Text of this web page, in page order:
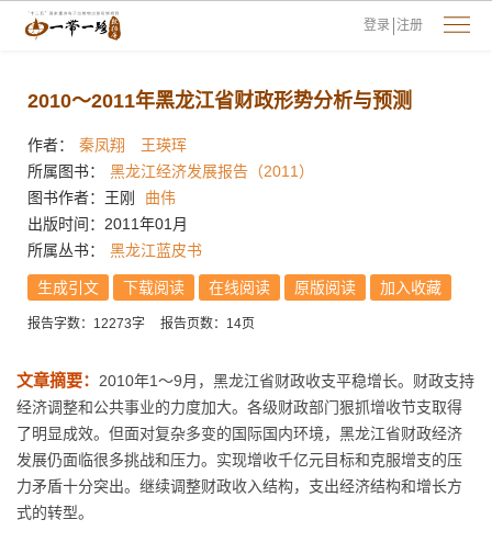
登录 注册
2010～2011年黑龙江省财政形势分析与预测
作者： 秦凤翔
王瑛珲
所属图书：
黑龙江经济发展报告（2011）
图书作者：王刚
曲伟
出版时间：2011年01月
所属丛书：
黑龙江蓝皮书
生成引文 下载阅读 在线阅读 原版阅读 加入收藏
报告字数：12273字 报告页数：14页
文章摘要： 2010年1～9月，黑龙江省财政收支平稳增长。财政支持
经济调整和公共事业的力度加大。各级财政部门狠抓增收节支取得
了明显成效。但面对复杂多变的国际国内环境，黑龙江省财政经济
发展仍面临很多挑战和压力。实现增收千亿元目标和克服增支的压
力矛盾十分突出。继续调整财政收入结构，支出经济结构和增长方
式的转型。